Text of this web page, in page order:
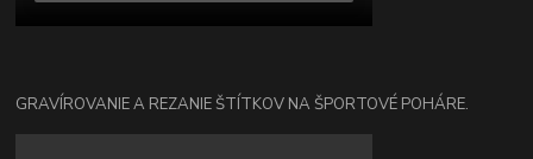
GRAVÍROVANIE A REZANIE ŠTÍTKOV NA ŠPORTOVÉ POHÁRE.